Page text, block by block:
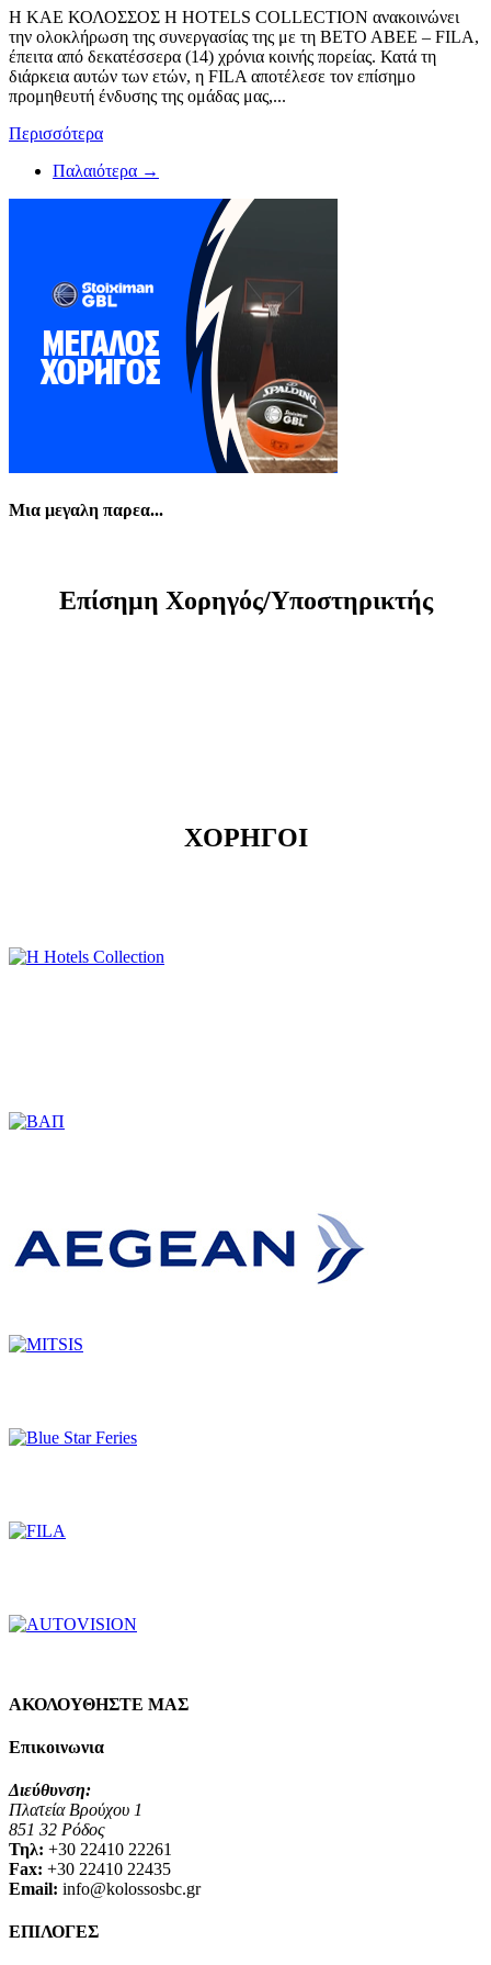
Η ΚΑΕ ΚΟΛΟΣΣΟΣ H HOTELS COLLECTION ανακοινώνει
την ολοκλήρωση της συνεργασίας της με τη ΒΕΤΟ ΑΒΕΕ – FILA,
έπειτα από δεκατέσσερα (14) χρόνια κοινής πορείας. Κατά τη
διάρκεια αυτών των ετών, η FILA αποτέλεσε τον επίσημο
προμηθευτή ένδυσης της ομάδας μας,...
Περισσότερα
Παλαιότερα →
Μια μεγαλη παρεα...
Eπίσημη Xορηγός/Yποστηρικτής
ΧΟΡΗΓΟΙ
ΑΚΟΛΟΥΘΗΣΤΕ ΜΑΣ
Επικοινωνια
Διεύθυνση:
Πλατεία Βρούχου 1
851 32 Ρόδος
Τηλ: +30 22410 22261
Fax: +30 22410 22435
Email: info@kolossosbc.gr
ΕΠΙΛΟΓΕΣ